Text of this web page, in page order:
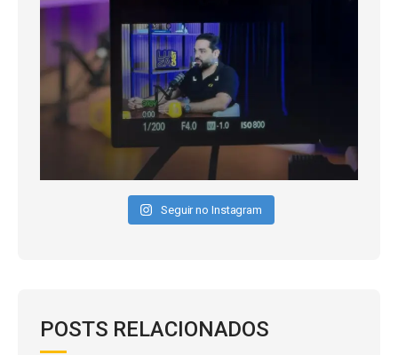
Seguir no Instagram
POSTS RELACIONADOS